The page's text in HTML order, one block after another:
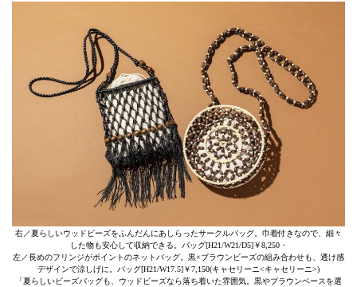
右／夏らしいウッドビーズをふんだんにあしらったサークルバッグ。巾着付きなので、細々
した物も安心して収納できる。バッグ[H21/W21/D5]￥8,250・
左／長めのフリンジがポイントのネットバッグ。黒×ブラウンビーズの組み合わせも、透け感
デザインで涼しげに。バッグ[H21/W17.5]￥7,150(キャセリーニ<キャセリーニ>)
「夏らしいビーズバッグも、ウッドビーズなら落ち着いた雰囲気。黒やブラウンベースを選